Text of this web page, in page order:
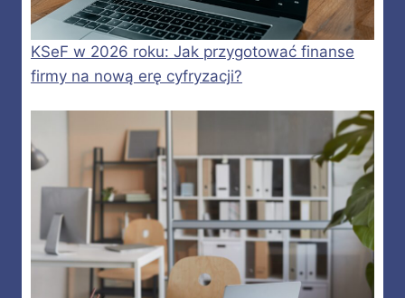
KSeF w 2026 roku: Jak przygotować finanse
firmy na nową erę cyfryzacji?